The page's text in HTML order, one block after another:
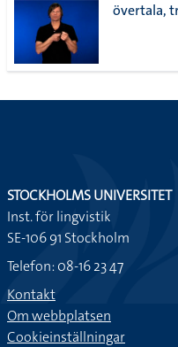
övertala,
STOCKHOLMS UNIVERSITET
Inst. för lingvistik
SE-106 91 Stockholm
Telefon: 08-16 23 47
Kontakt
Om webbplatsen
Cookieinställningar